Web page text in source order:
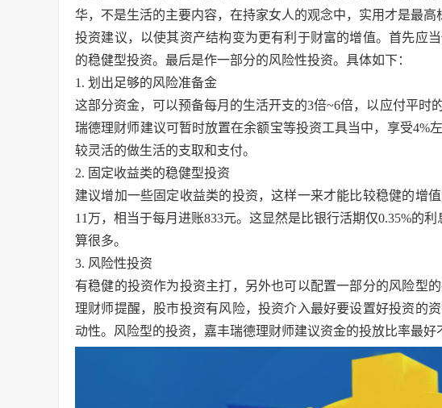
华，不是生活的主要内容，在持家女人的观念中，实用才是最高
投资建议，以使其资产结构变为更有利于财富的增值。首先应
的稳健型投资。最后是作一部分的风险性投资。具体如下：
1. 划出足够的风险准备金
这部分资金，可以预备每月的生活开支的3倍~6倍，以应付平时
瑞德理财师建议可暂时放置在余额宝等投资工具当中，享受4%
较灵活的做生活的支取和支付。
2. 固定收益类的稳健型投资
建议增加一些固定收益类的投资，这样一来才能比较稳健的增
11万，相当于每月进账833元。这显然是比银行活期仅0.35%的
算很多。
3. 风险性投资
有稳健的投资作为投资主打，另外也可以配置一部分的风险型
理财师提醒，股市投资有风险，投资介入最好要设置好投资的
动性。风险型的投资，嘉丰瑞德理财师建议资金的投放比率最好